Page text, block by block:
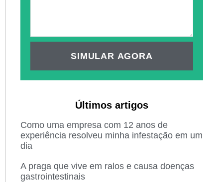
SIMULAR AGORA
Últimos artigos
Como uma empresa com 12 anos de
experiência resolveu minha infestação em um
dia
A praga que vive em ralos e causa doenças
gastrointestinais